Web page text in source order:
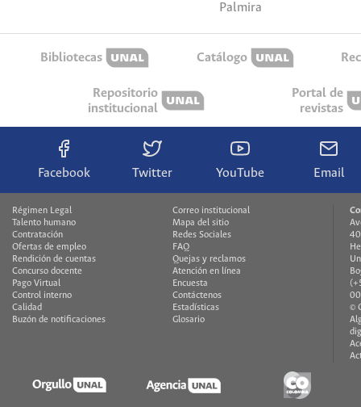
Palmira
Bibliotecas Catálogo
Repositorio
institucional
Portal de
revistas
Facebook Twitter YouTube Email
Régimen Legal
Talento humano
Contratación
Ofertas de empleo
Rendición de cuentas
Concurso docente
Pago Virtual
Control interno
Calidad
Buzón de notificaciones
Correo institucional
Mapa del sitio
Redes Sociales
FAQ
Quejas y reclamos
Atención en línea
Encuesta
Contáctenos
Estadísticas
Glosario
©